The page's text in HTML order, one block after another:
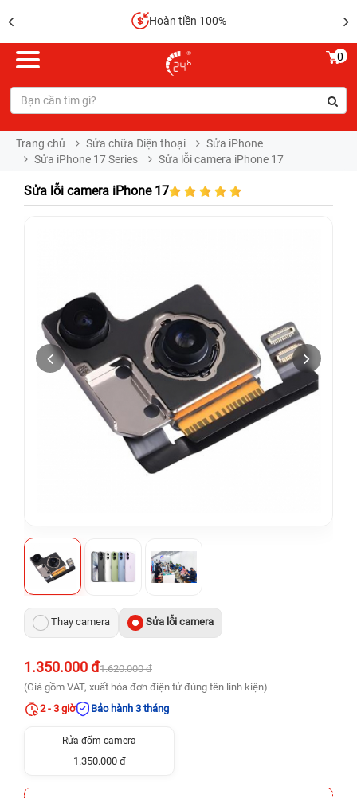
Hoàn tiền 100%
0
Trang chủ Sửa chữa Điện thoại
Sửa iPhone
Sửa iPhone 17 Series
Sửa lỗi camera iPhone 17
Sửa lỗi camera iPhone 17
Thay camera Sửa lỗi camera
1.350.000 đ1.620.000 đ
(Giá gồm VAT, xuất hóa đơn điện tử đúng tên linh kiện)
2 - 3 giờ
Bảo hành 3 tháng
Rửa đốm camera
1.350.000 đ